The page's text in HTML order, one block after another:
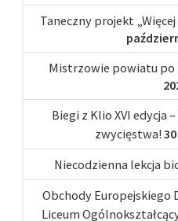
Taneczny projekt
Mistrzowie powiatu po
Biegi z Klio XVI edycja
zwycięstwa!
Niecodzienna lekcja
Obchody Europejskiego
Liceum